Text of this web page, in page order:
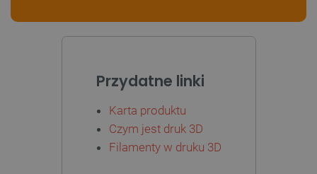
Przydatne linki
Karta produktu
Czym jest druk 3D
Filamenty w druku 3D